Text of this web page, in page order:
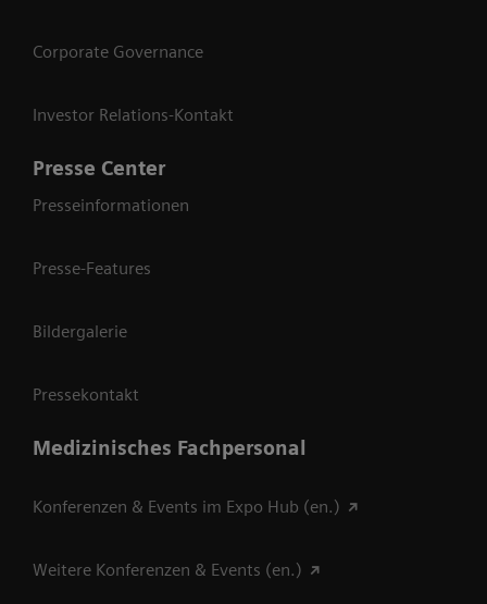
Corporate Governance
Investor Relations-Kontakt
Presse Center
Presseinformationen
Presse-Features
Bildergalerie
Pressekontakt
Medizinisches Fachpersonal
Konferenzen & Events im Expo Hub (en.)
Weitere Konferenzen & Events (en.)